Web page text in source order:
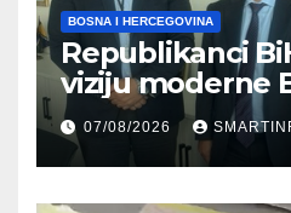
BOSNA I HERCEGOVINA
Republikanci
viziju moderne
Hercegovine
Njemačke
07/08/2026